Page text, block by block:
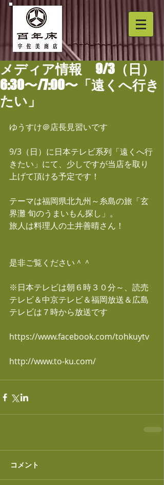
メディア情報 9/3（日）
6:30〜/7:00〜「遠くへ行き
たい」
ゆうすけ＠店長見習いです
9/3（日）に日本テレビ系列「遠くへ行
きたい」にて、少しですが当店を取り
上げて頂ける予定です！
テーマは福岡県北九州～糸島の旅「玄
界灘 旬のうまいもん探し」。
旅人は料理人の土井善晴さん！
是非ご覧ください＾＾
※日本テレビは朝６時３０分～、読売
テレビ＆中京テレビ＆福岡放送＆広島
テレビは７時から放送です
https://www.facebook.com/tohkuytv
http://www.to-ku.com/
コメント